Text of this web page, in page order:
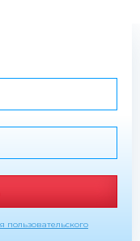
пользовательского